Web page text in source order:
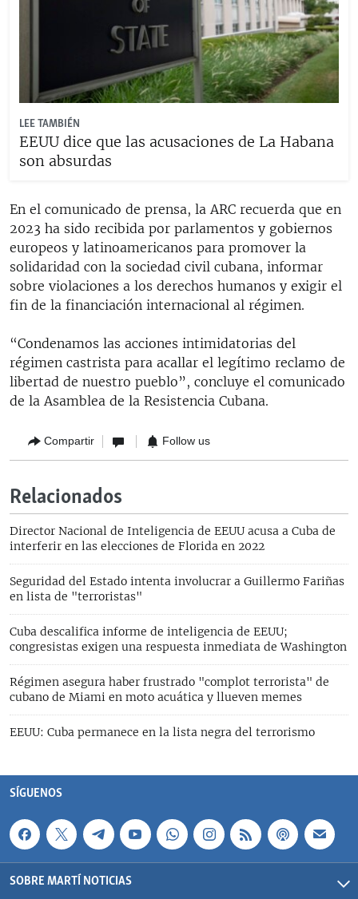
LEE TAMBIÉN
EEUU dice que las acusaciones de La Habana
son absurdas
En el comunicado de prensa, la ARC recuerda que en
2023 ha sido recibida por parlamentos y gobiernos
europeos y latinoamericanos para promover la
solidaridad con la sociedad civil cubana, informar
sobre violaciones a los derechos humanos y exigir el
fin de la financiación internacional al régimen.
“Condenamos las acciones intimidatorias del
régimen castrista para acallar el legítimo reclamo de
libertad de nuestro pueblo”, concluye el comunicado
de la Asamblea de la Resistencia Cubana.
Compartir Follow us
Relacionados
Director Nacional de Inteligencia de EEUU acusa a Cuba de
interferir en las elecciones de Florida en 2022
Seguridad del Estado intenta involucrar a Guillermo Fariñas
en lista de "terroristas"
Cuba descalifica informe de inteligencia de EEUU;
congresistas exigen una respuesta inmediata de Washington
Régimen asegura haber frustrado "complot terrorista" de
cubano de Miami en moto acuática y llueven memes
EEUU: Cuba permanece en la lista negra del terrorismo
SÍGUENOS
SOBRE MARTÍ NOTICIAS